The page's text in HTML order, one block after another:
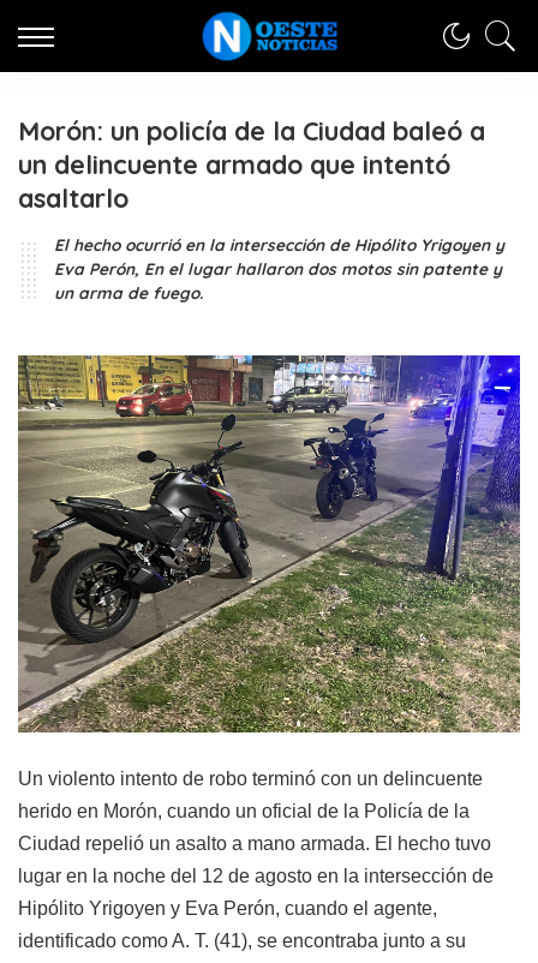
Morón: un policía de la Ciudad baleó a
un delincuente armado que intentó
asaltarlo
El hecho ocurrió en la intersección de Hipólito Yrigoyen y
Eva Perón, En el lugar hallaron dos motos sin patente y
un arma de fuego.
Un violento intento de robo terminó con un delincuente
herido en Morón, cuando un oficial de la Policía de la
Ciudad repelió un asalto a mano armada. El hecho tuvo
lugar en la noche del 12 de agosto en la intersección de
Hipólito Yrigoyen y Eva Perón, cuando el agente,
identificado como A. T. (41), se encontraba junto a su